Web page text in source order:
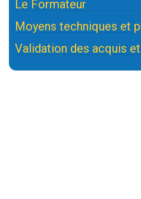
Le Formateur
Moyens techniques et
Validation des acquis